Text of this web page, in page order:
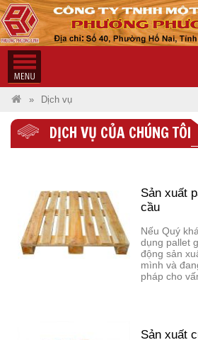
Dịch vụ
DỊCH VỤ CỦA CHÚNG TÔI
Sản xuất
cầu
Nếu Quý
dụng pallet
động sản
mình và
pháp cho
Sản xuất